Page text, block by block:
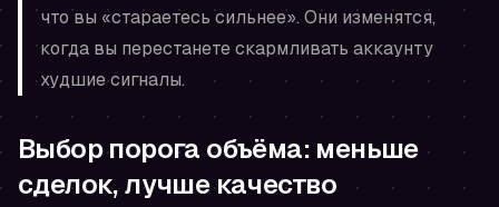
что вы «стараетесь сильнее». Они изменятся,
когда вы перестанете скармливать аккаунту
худшие сигналы.
Выбор порога объёма: меньше
сделок, лучше качество